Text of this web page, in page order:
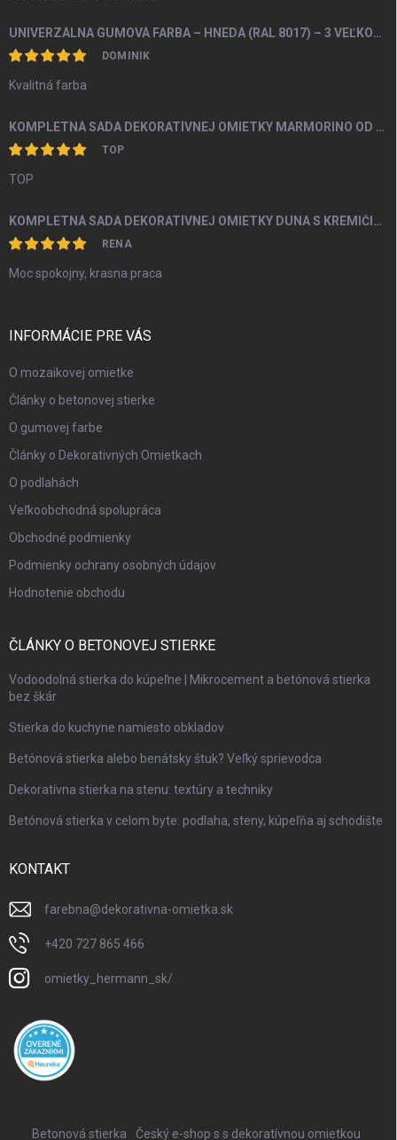
UNIVERZÁLNA GUMOVÁ FARBA – HNEDÁ (RAL 8017) – 3 VEĽKOSTI BALENIA
DOMINIK
Kvalitná farba
KOMPLETNÁ SADA DEKORATÍVNEJ OMIETKY MARMORINO OD 4M2
TOP
TOP
KOMPLETNÁ SADA DEKORATÍVNEJ OMIETKY DUNA S KREMIČITÝM PIESKOM A PERLEŤOU OD 5M2
RENA
Moc spokojny, krasna praca
INFORMÁCIE PRE VÁS
O mozaikovej omietke
Články o betonovej stierke
O gumovej farbe
Články o Dekorativných Omietkach
O podlahách
Veľkoobchodná spolupráca
Obchodné podmienky
Podmienky ochrany osobných údajov
Hodnotenie obchodu
ČLÁNKY O BETONOVEJ STIERKE
Vodoodolná stierka do kúpeľne | Mikrocement a betónová stierka
bez škár
Stierka do kuchyne namiesto obkladov
Betónová stierka alebo benátsky štuk? Veľký sprievodca
Dekoratívna stierka na stenu: textúry a techniky
Betónová stierka v celom byte: podlaha, steny, kúpeľňa aj schodište
KONTAKT
farebna@dekorativna-omietka.sk
+420 727 865 466
omietky_hermann_sk/
Betonová stierka Český e-shop s s dekoratívnou omietkou